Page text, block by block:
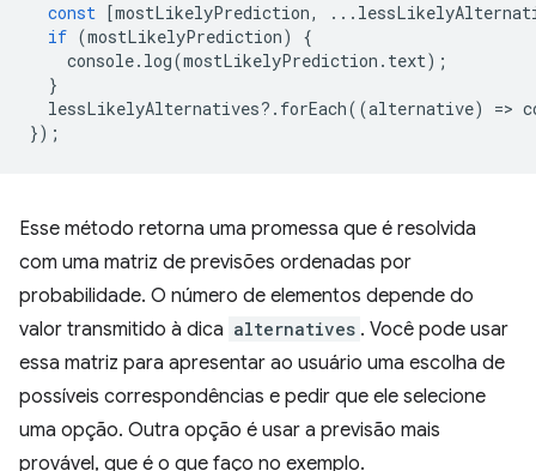
const [mostLikelyPrediction, ...
if (mostLikelyPrediction)
{
console. log(mostLikelyPrediction . text);
}
lessLikelyAlternatives? . forEach((alternative) =>
});
Esse método retorna uma promessa que é resolvida
com uma matriz de previsões ordenadas por
probabilidade. O número de elementos depende do
valor transmitido à dica alternatives . Você pode usar
essa matriz para apresentar ao usuário uma escolha de
possíveis correspondências e pedir que ele selecione
uma opção. Outra opção é usar a previsão mais
provável, que é o que faço no exemplo.